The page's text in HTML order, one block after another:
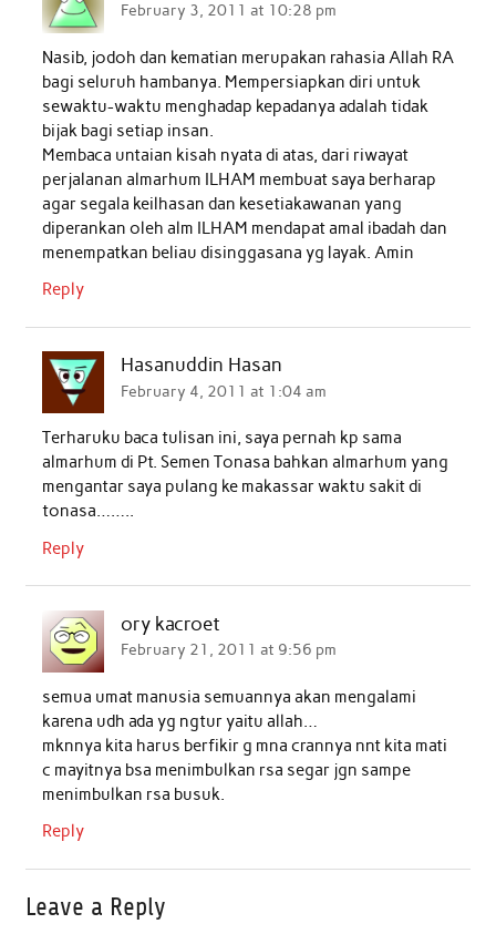
February 3, 2011 at 10:28 pm
Nasib, jodoh dan kematian merupakan rahasia Allah RA
bagi seluruh hambanya. Mempersiapkan diri untuk
sewaktu-waktu menghadap kepadanya adalah tidak
bijak bagi setiap insan.
Membaca untaian kisah nyata di atas, dari riwayat
perjalanan almarhum ILHAM membuat saya berharap
agar segala keilhasan dan kesetiakawanan yang
diperankan oleh alm ILHAM mendapat amal ibadah dan
menempatkan beliau disinggasana yg layak. Amin
Reply
Hasanuddin Hasan
February 4, 2011 at 1:04 am
Terharuku baca tulisan ini, saya pernah kp sama
almarhum di Pt. Semen Tonasa bahkan almarhum yang
mengantar saya pulang ke makassar waktu sakit di
tonasa……..
Reply
ory kacroet
February 21, 2011 at 9:56 pm
semua umat manusia semuannya akan mengalami
karena udh ada yg ngtur yaitu allah…
mknnya kita harus berfikir g mna crannya nnt kita mati
c mayitnya bsa menimbulkan rsa segar jgn sampe
menimbulkan rsa busuk.
Reply
Leave a Reply